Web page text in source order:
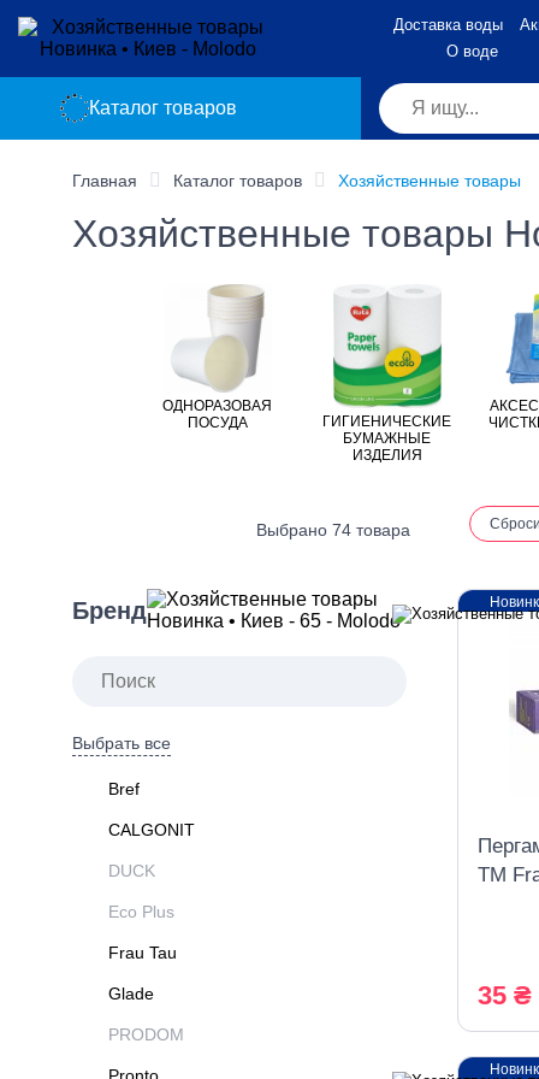
Доставка воды
О воде
Каталог товаров
Главная Каталог товаров Хозяйственные товары
Хозяйственные товары
ОДНОРАЗОВАЯ
ПОСУДА
ГИГИЕНИЧЕСКИЕ
БУМАЖНЫЕ
ИЗДЕЛИЯ
Бренд
Выбрать все
Bref
CALGONIT
DUCK
Eco Plus
Frau Tau
Glade
PRODOM
Выбрано 74 товара
ТМ
35 ₴